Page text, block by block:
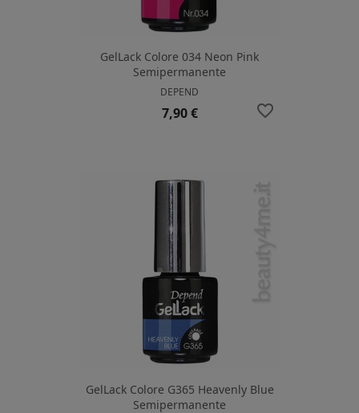
GelLack Colore 034 Neon Pink
Semipermanente
DEPEND
Prezzo
7,90 € favorite_border
GelLack Colore G365 Heavenly Blue
Semipermanente